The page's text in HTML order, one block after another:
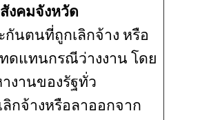
งคมจังหวัด
กันตนที่ถูกเลิกจ้าง หรือ
ดแทนกรณีว่างงาน โดย
งานของรัฐทั่ว
กจ้างหรือลาออกจาก